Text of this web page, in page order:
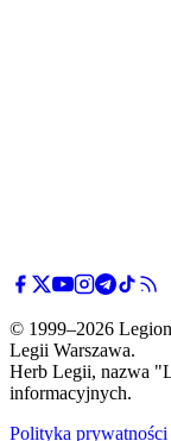
© 1999–2026
Legii Warszawa.
Herb Legii, nazwa
informacyjnych.
Polityka prywatności